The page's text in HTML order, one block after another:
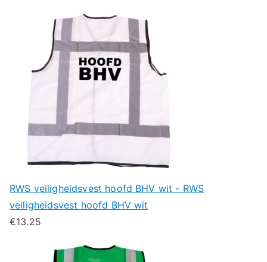
RWS veiligheidsvest hoofd BHV wit - RWS
veiligheidsvest hoofd BHV wit
€13.25